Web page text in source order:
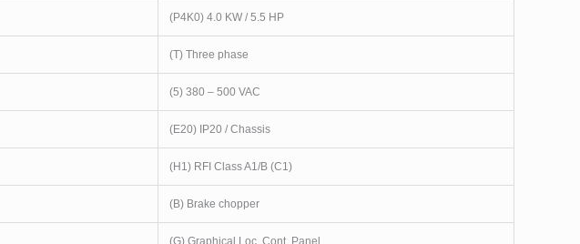
(P4K0) 4.0 KW / 5.5 HP
(T) Three phase
(5) 380 – 500 VAC
(E20) IP20 / Chassis
(H1) RFI Class A1/B (C1)
(B) Brake chopper
(G) Graphical Loc. Cont. Panel